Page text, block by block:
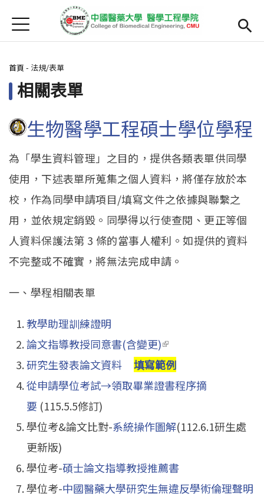
首頁
最新消息
Open submenu (院系簡介)
院系簡介
院長簡介
Open submenu (主任簡介)
主任簡介
Open
師資
Open submenu (課程)
課程
招生
Open submenu (法規/表單)
法規/表單
English
Jump to Main content
您在這裡
首頁 - 法規/表單
相關表單
生物醫學工程碩士學位學程
為「學生資料管理」之目的，提供各類表單供同學
使用，下述表單所蒐集之個人資料，將僅存放於本
校，作為同學申請項目/填寫文件之依據與聯繫之
用，並依規定銷毀。同學得以行使查閱、更正等個
人資料保護法第 3 條的當事人權利。如提供的資料
不完整或不確實，將無法完成申請。
一、學程相關表單
教學助理訓練證明
論文指導教授同意書(含變更)(link is external)
研究生發表論文資料
填寫範例
從申請學位考試→領取畢業證書程序摘
要 (115.5.5修訂)
學位考&論文比對-系統操作圖解(112.6.1研生處
更新版)
學位考-碩士論文指導教授推薦書
學位考-中國醫藥大學研究生無違反學術倫理聲明